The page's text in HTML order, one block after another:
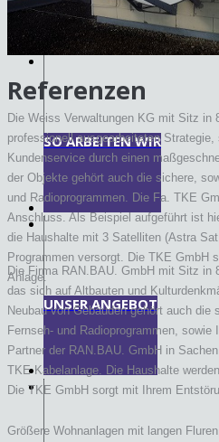
SO ARBEITEN WIR
UNSER ANGEBOT
Referenzen
Die Weiss Verwaltungen KG mit Sitz in
professionell ausgearbeiteten
Kundenservice durch einen
der Objekte gehört auch die sichere,
und Radioprogrammen. Die Fa. TKE
Anschluss. Als Beispiel aufgeführt ist
die Haushalte mit 3 Satelliten (Astra
Programmen versorgt. Die TKE GmbH
Anlage.
Die Firma RAN.BAU. GmbH mit Sitz in
das sich auf Altbauten und
Neubau von Gebäuden gehört auch
Fernseh- und Radioprogrammen,
Partner der RAN.BAU. GmbH in
TKE Kabelanlage. Die Haushalte
Die TKE GmbH sorgt mit Ihrem
Größere Wohnanlagen mit langen